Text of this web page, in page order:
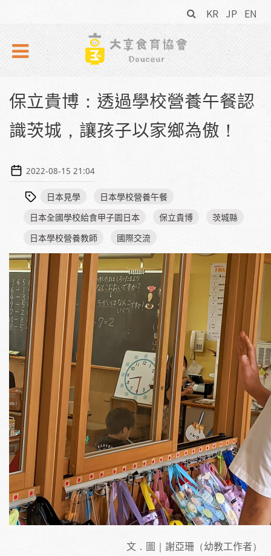
KR JP EN
搜
尋
表
保立貴博：透過學校營養午餐認
識茨城，讓孩子以家鄉為傲！
2022-08-15 21:04
日本見學
日本學校營養午餐
日本全國學校給食甲子園日本
保立貴博
茨城縣
日本學校營養教師
國際交流
文．圖｜謝亞珊（幼教工作者）